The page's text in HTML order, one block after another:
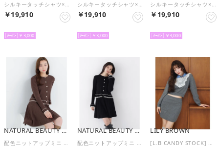
シルキータッチシャツ×ナロースカートSET UP （IVR）
￥19,910
￥3,000
シルキータッチシャツ×ナロースカートSET UP （BRW）
￥19,910
￥3,000
シルキータッチシャツ×ナロースカートSET UP （MNT）
￥19,910
￥3,000
NATURAL BEAUTY BASIC NATURAL BEAUTY BASIC LILY BROWN